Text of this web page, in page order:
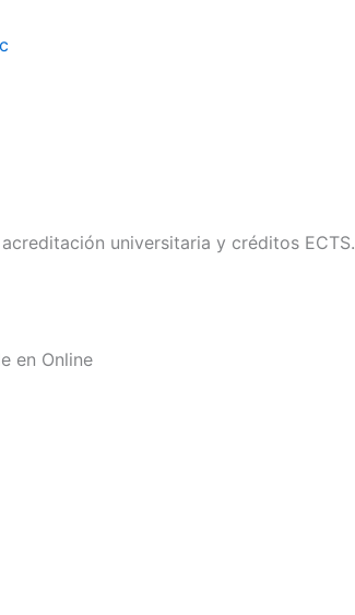
universitaria y créditos ECTS.